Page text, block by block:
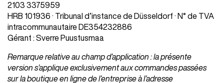
Snacks Boissons Végan
2103 3375959
HRB 101936 · Tribunal d’instance de Düsseldorf · N° de TVA
intracommunautaire DE354232886
Gérant : Sverre Puustusmaa
Remarque relative au champ d’application : la présente
version s’applique exclusivement aux commandes passées
sur la boutique en ligne de l’entreprise à l’adresse